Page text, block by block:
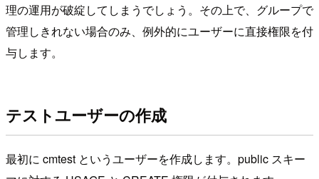
理の運用が破綻してしまうでしょう。その上で、グループで
管理しきれない場合のみ、例外的にユーザーに直接権限を付
与します。
テストユーザーの作成
最初に cmtest というユーザーを作成します。public スキー